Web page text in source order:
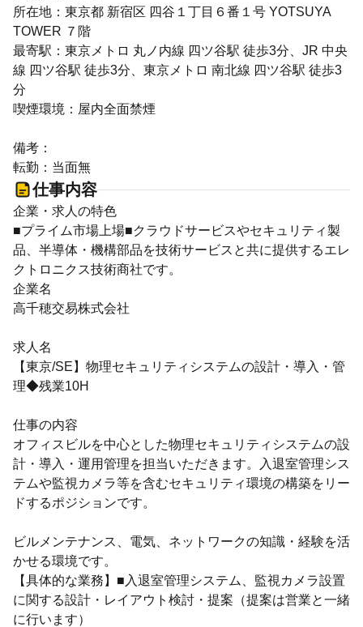
所在地：東京都 新宿区 四谷１丁目６番１号 YOTSUYA
TOWER ７階
最寄駅：東京メトロ 丸ノ内線 四ツ谷駅 徒歩3分、JR 中央
線 四ツ谷駅 徒歩3分、東京メトロ 南北線 四ツ谷駅 徒歩3
分
喫煙環境：屋内全面禁煙
備考：
転勤：当面無
仕事内容
企業・求人の特色
■プライム市場上場■クラウドサービスやセキュリティ製
品、半導体・機構部品を技術サービスと共に提供するエレ
クトロニクス技術商社です。
企業名
高千穂交易株式会社
求人名
【東京/SE】物理セキュリティシステムの設計・導入・管
理◆残業10H
仕事の内容
オフィスビルを中心とした物理セキュリティシステムの設
計・導入・運用管理を担当いただきます。入退室管理シス
テムや監視カメラ等を含むセキュリティ環境の構築をリー
ドするポジションです。
ビルメンテナンス、電気、ネットワークの知識・経験を活
かせる環境です。
【具体的な業務】■入退室管理システム、監視カメラ設置
に関する設計・レイアウト検討・提案（提案は営業と一緒
に行います）